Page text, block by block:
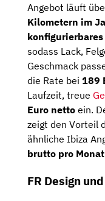
Angebot läuft
Kilometern im
sodass Lack,
Geschmack
die Rate bei 189
Laufzeit, treue
Euro netto ein.
zeigt den Vorteil
ähnliche Ibiza
brutto pro Monat
FR Design